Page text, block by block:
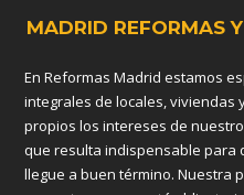
MADRID REFORMAS
En Reformas Madrid estamos
integrales de locales, viviendas
propios los intereses de
que resulta indispensable para
llegue a buen término. Nuestra